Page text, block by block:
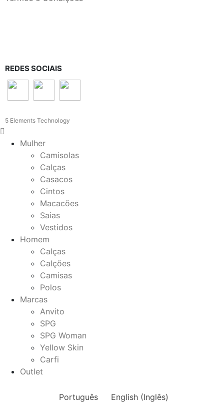
REDES SOCIAIS
5 Elements Technology
Mulher
Camisolas
Calças
Casacos
Cintos
Macacões
Saias
Vestidos
Homem
Calças
Calções
Camisas
Polos
Marcas
Anvito
SPG
SPG Woman
Yellow Skin
Carfi
Outlet
Português English(Inglês)